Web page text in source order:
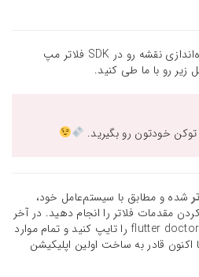
در این صفحه نحوه‌ی نصب و راه‌اندازی نقشه رو در SDK فلاتر مپ
زیر رو با ما طی کنید.
توکن خودتون رو بگیرید.
شده و مطابق با سیستم‌عامل خود،
مقدمات فلاتر را انجام دهید. در آخر
اگر در ترمینال اندروید استودیو، flutter doctor را تایپ کنید و تمام موارد
قادر به ساخت اولین اپلیکیشن